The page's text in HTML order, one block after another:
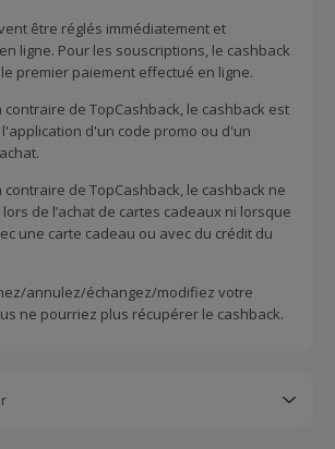
être réglés immédiatement et
ligne. Pour les souscriptions, le cashback
premier paiement effectué en ligne.
de TopCashback, le cashback est
d'un code promo ou d'un
de TopCashback, le cashback ne
lors de l’achat de cartes cadeaux ni lorsque
une carte cadeau ou avec du crédit du
annulez/échangez/modifiez votre
ne pourriez plus récupérer le cashback.